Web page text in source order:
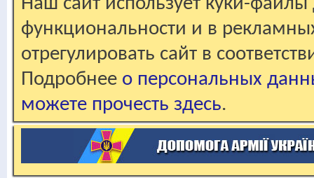
функциональности и в
отрегулировать сайт в
Подробнее о персональных
можете прочесть здесь.